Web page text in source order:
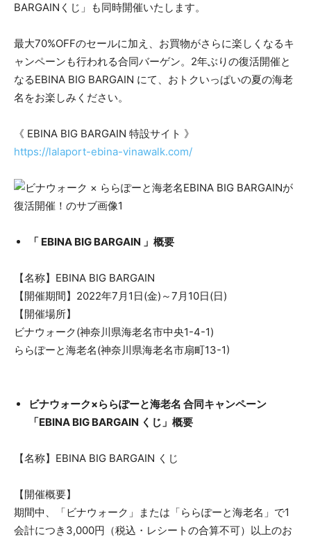
BARGAINくじ」も同時開催いたします。
最大70%OFFのセールに加え、お買物がさらに楽しくなるキ
ャンペーンも行われる合同バーゲン。2年ぶりの復活開催と
なるEBINA BIG BARGAIN にて、おトクいっぱいの夏の海老
名をお楽しみください。
《 EBINA BIG BARGAIN 特設サイト 》
https://lalaport-ebina-vinawalk.com/
「 EBINA BIG BARGAIN 」概要
【名称】EBINA BIG BARGAIN
【開催期間】2022年7月1日(金)～7月10日(日)
【開催場所】
ビナウォーク(神奈川県海老名市中央1-4-1)
ららぽーと海老名(神奈川県海老名市扇町13-1)
ビナウォーク×ららぽーと海老名 合同キャンペーン
「EBINA BIG BARGAIN くじ」概要
【名称】EBINA BIG BARGAIN くじ
【開催概要】
期間中、「ビナウォーク」または「ららぽーと海老名」で1
会計につき3,000円（税込・レシートの合算不可）以上のお